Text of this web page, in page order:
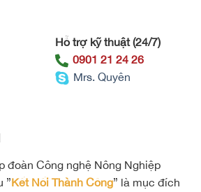
Hỗ trợ kỹ thuật (24/7)
0901 21 24 26
Mrs. Quyên
đoàn Công nghệ Nông Nghiệp
”Kết Nối Thành Công” là mục đích